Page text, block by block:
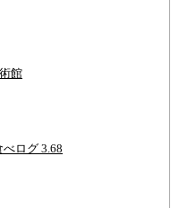
館
ログ 3.68